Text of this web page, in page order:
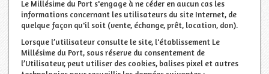
Le Millésime du Port s'engage à ne céder en aucun cas les
informations concernant les utilisateurs du site Internet, de
quelque façon qu'il soit (vente, échange, prêt, location, don).
Lorsque l’utilisateur consulte le site, l'établissement Le
Millésime du Port, sous réserve du consentement de
l’Utilisateur, peut utiliser des cookies, balises pixel et autres